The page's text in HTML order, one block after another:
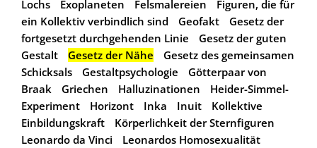
Lochs
Exoplaneten Felsmalereien
Figuren, die für
ein Kollektiv verbindlich sind
Geofakt
Gesetz der
fortgesetzt durchgehenden Linie
Gesetz der guten
Gestalt
Gesetz der Nähe
Gesetz des gemeinsamen
Schicksals
Gestaltpsychologie
Götterpaar von
Braak
Griechen Halluzinationen
Heider-Simmel-
Experiment
Horizont Inka Inuit
Kollektive
Einbildungskraft
Körperlichkeit der Sternfiguren
Leonardo da Vinci
Leonardos Homosexualität